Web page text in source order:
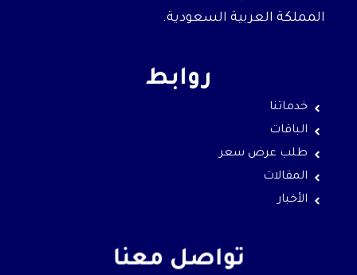
المملكة العربية السعودية.
روابط
خدماتنا
الباقات
طلب عرض سعر
المقالات
الأخبار
تواصل معنا